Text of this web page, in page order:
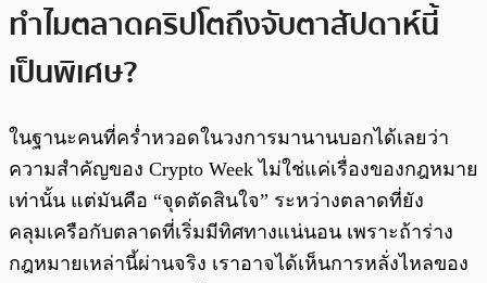
ทำไมตลาดคริปโตถึงจับตาสัปดาห์นี้
เป็นพิเศษ?
ในฐานะคนที่คร่ำหวอดในวงการมานานบอกได้เลยว่า
ความสำคัญของ Crypto Week ไม่ใช่แค่เรื่องของกฎหมาย
เท่านั้น แต่มันคือ “จุดตัดสินใจ” ระหว่างตลาดที่ยัง
คลุมเครือกับตลาดที่เริ่มมีทิศทางแน่นอน เพราะถ้าร่าง
กฎหมายเหล่านี้ผ่านจริง เราอาจได้เห็นการหลั่งไหลของ